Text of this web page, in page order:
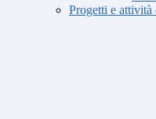
Progetti e